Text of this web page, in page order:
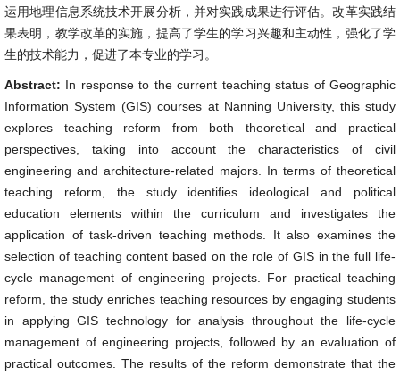
运用地理信息系统技术开展分析，并对实践成果进行评估。改革实践结
果表明，教学改革的实施，提高了学生的学习兴趣和主动性，强化了学
生的技术能力，促进了本专业的学习。
Abstract: In response to the current teaching status of Geographic
Information System (GIS) courses at Nanning University, this study
explores teaching reform from both theoretical and practical
perspectives, taking into account the characteristics of civil
engineering and architecture-related majors. In terms of theoretical
teaching reform, the study identifies ideological and political
education elements within the curriculum and investigates the
application of task-driven teaching methods. It also examines the
selection of teaching content based on the role of GIS in the full life-
cycle management of engineering projects. For practical teaching
reform, the study enriches teaching resources by engaging students
in applying GIS technology for analysis throughout the life-cycle
management of engineering projects, followed by an evaluation of
practical outcomes. The results of the reform demonstrate that the